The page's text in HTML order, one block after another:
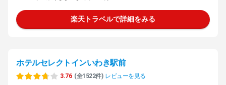
楽天トラベルで詳細をみる
ホテルセレクトインいわき駅前
3.76 (全1522件) レビューを見る